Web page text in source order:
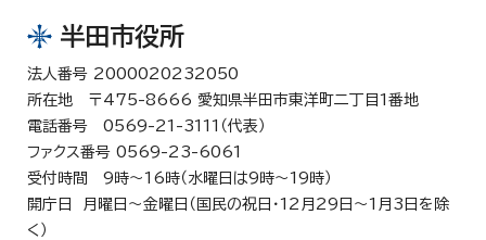
半田市役所
法人番号 2000020232050
所在地 〒475-8666 愛知県半田市東洋町二丁目1番地
電話番号 0569-21-3111（代表）
ファクス番号 0569-23-6061
受付時間 9時～16時（水曜日は9時～19時）
開庁日 月曜日～金曜日（国民の祝日・12月29日～1月3日を除
く）